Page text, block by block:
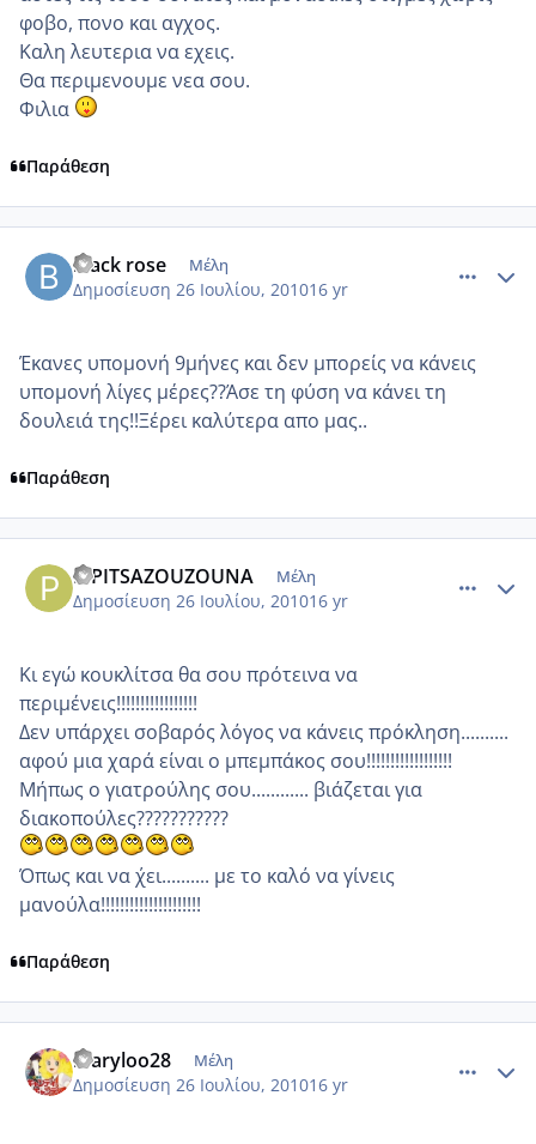
φοβο, πονο και αγχος.
Καλη λευτερια να εχεις.
Θα περιμενουμε νεα σου.
Φιλια
Παράθεση
black rose Μέλη
Δημοσίευση 26 Ιουλίου, 201016 yr
Έκανες υπομονή 9μήνες και δεν μπορείς να κάνεις
υπομονή λίγες μέρες??Άσε τη φύση να κάνει τη
δουλειά της!!Ξέρει καλύτερα απο μας..
Παράθεση
PIPITSAZOUZOUNA Μέλη
Δημοσίευση 26 Ιουλίου, 201016 yr
Κι εγώ κουκλίτσα θα σου πρότεινα να
περιμένεις!!!!!!!!!!!!!!!!!
Δεν υπάρχει σοβαρός λόγος να κάνεις πρόκληση..........
αφού μια χαρά είναι ο μπεμπάκος σου!!!!!!!!!!!!!!!!!!
Μήπως ο γιατρούλης σου............ βιάζεται για
διακοπούλες???????????
Όπως και να ΄χει.......... με το καλό να γίνεις
μανούλα!!!!!!!!!!!!!!!!!!!!!
Παράθεση
maryloo28 Μέλη
Δημοσίευση 26 Ιουλίου, 201016 yr